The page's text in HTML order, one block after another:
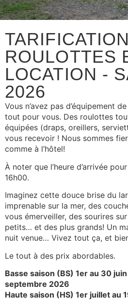
TARIFICATION
ROULOTTES
LOCATION -
2026
Vous n’avez pas d’équipement
tout pour vous. Des roulottes
équipées (draps, oreillers,
vous recevoir ! Nous sommes
comme à l’hôtel!
À noter que l’heure d’arrivée
16h00.
Imaginez cette douce brise du
imprenable sur la mer, des
vous émerveiller, des sourires
petits… et des plus grands! Un
nuit venue… Vivez tout ça, et
Le tout à des prix abordables.
Basse saison (BS) 1er au 30
septembre 2026
Haute saison (HS) 1er juillet au